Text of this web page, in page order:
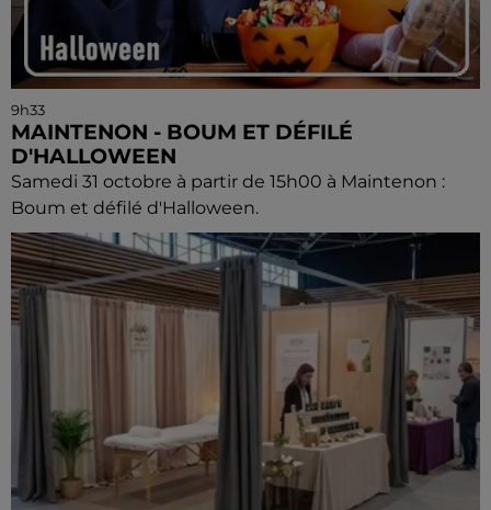
9h33
MAINTENON - BOUM ET DÉFILÉ
D'HALLOWEEN
Samedi 31 octobre à partir de 15h00 à Maintenon :
Boum et défilé d'Halloween.